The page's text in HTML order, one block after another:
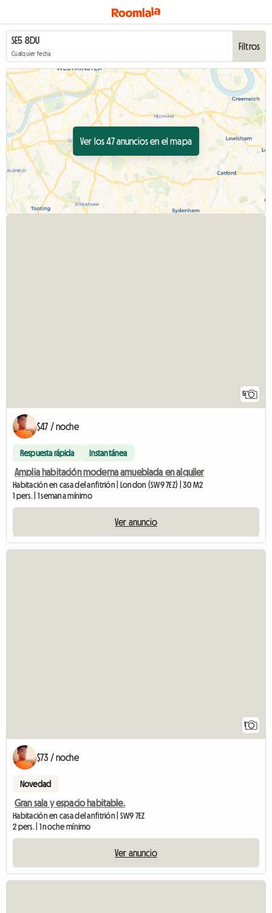
Cualquier fecha
Filtros
Ver los 47 anuncios en el mapa
5
$47 / noche
Respuesta rápida Instantánea
Amplia habitación moderna amueblada en alquiler
Habitación en casa del anfitrión | London (SW9 7EZ) | 30 M2
1 pers. | 1 semana mínimo
Ver anuncio
1
$73 / noche
Novedad
Gran sala y espacio habitable.
Habitación en casa del anfitrión | SW9 7EZ
2 pers. | 1 noche mínimo
Ver anuncio